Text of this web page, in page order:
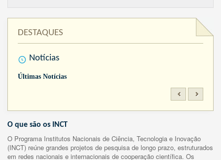
DESTAQUES
Notícias
Últimas Notícias
O que são os INCT
O Programa Institutos Nacionais de Ciência, Tecnologia e Inovação
(INCT) reúne grandes projetos de pesquisa de longo prazo, estruturados
em redes nacionais e internacionais de cooperação científica. Os